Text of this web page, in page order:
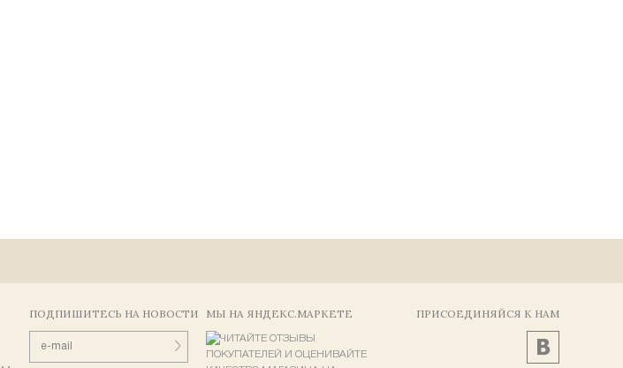
ПОДПИШИТЕСЬ НА НОВОСТИ МЫ НА ЯНДЕКС.МАРКЕТЕ ПРИСОЕДИНЯЙСЯ К НАМ